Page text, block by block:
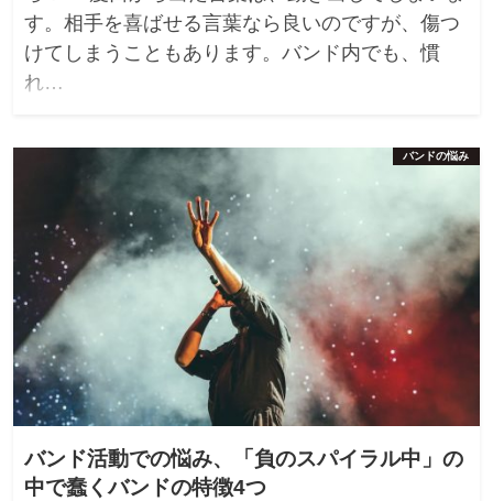
す。相手を喜ばせる言葉なら良いのですが、傷つ
けてしまうこともあります。バンド内でも、慣
れ…
バンドの悩み
バンド活動での悩み、「負のスパイラル中」の
中で蠢くバンドの特徴4つ